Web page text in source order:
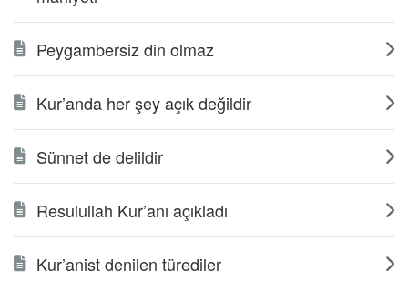
Peygambersiz din olmaz
Kur’anda her şey açık değildir
Sünnet de delildir
Resulullah Kur’anı açıkladı
Kur’anist denilen türediler